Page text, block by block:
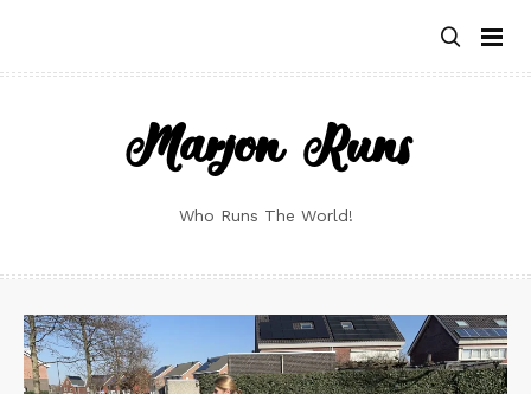
content
Marjon Runs
Who Runs The World!